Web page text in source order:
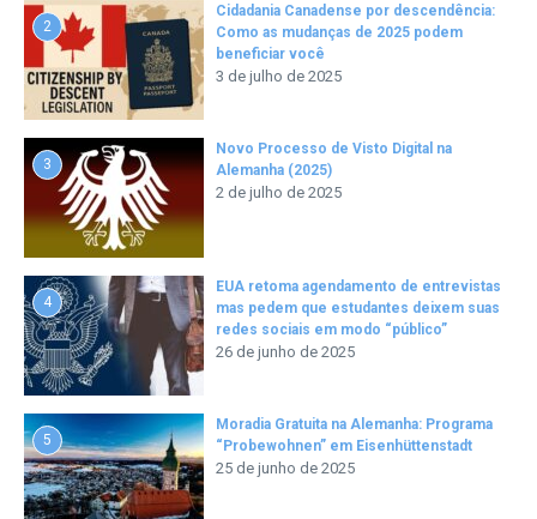
2
Cidadania Canadense por descendência:
Como as mudanças de 2025 podem
beneficiar você
3 de julho de 2025
3
Novo Processo de Visto Digital na
Alemanha (2025)
2 de julho de 2025
4
EUA retoma agendamento de entrevistas
mas pedem que estudantes deixem suas
redes sociais em modo “público”
26 de junho de 2025
5
Moradia Gratuita na Alemanha: Programa
“Probewohnen” em Eisenhüttenstadt
25 de junho de 2025